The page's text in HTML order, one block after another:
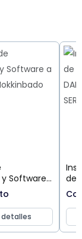
Software
detalles
de